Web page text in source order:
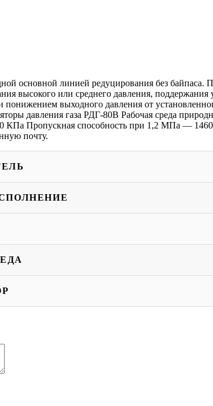
основной линией редуцирования без
высокого или среднего давления,
выходного давления от
давления газа РДГ-80В Рабочая среда
КПа Пропускная способность при 1,2 МПа —
почту.